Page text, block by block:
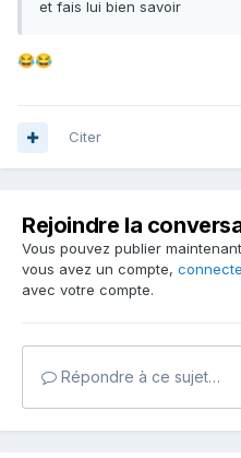
et fais lui bien savoir
😂😂
Citer
Rejoindre la
Vous pouvez publier
vous avez un compte,
avec votre compte.
Répondre à ce sujet…